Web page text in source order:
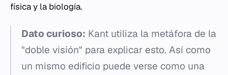
física y la biología.
Dato curioso: Kant utiliza la metáfora de la
"doble visión" para explicar esto. Así como
un mismo edificio puede verse como una